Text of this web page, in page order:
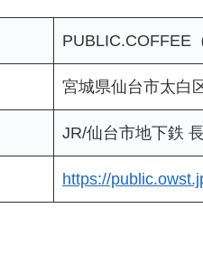
PUBLIC.COFFEE
宮城県仙台市太白
JR/仙台市地下鉄
https://